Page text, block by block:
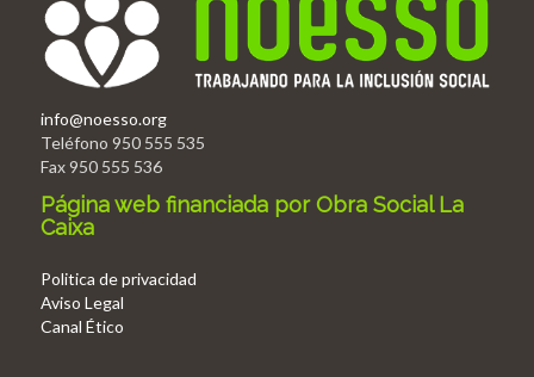
info@noesso.org
Teléfono 950 555 535
Fax 950 555 536
Página web financiada por Obra Social La
Caixa
Politica de privacidad
Aviso Legal
Canal Ético